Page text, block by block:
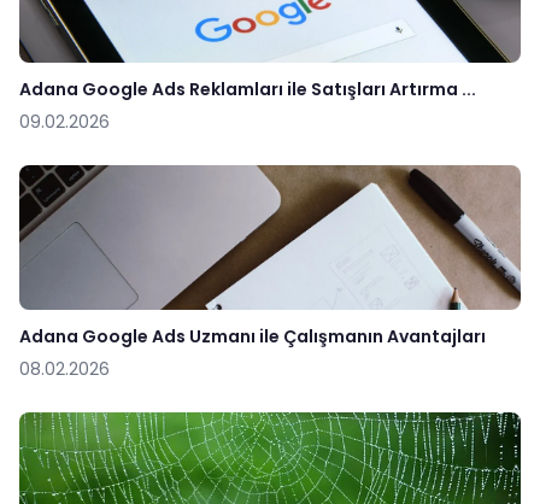
Adana Google Ads Reklamları ile Satışları Artırma ...
09.02.2026
Adana Google Ads Uzmanı ile Çalışmanın Avantajları
08.02.2026